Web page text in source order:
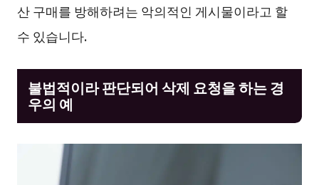
산 구매를 방해하려는 악의적인 게시물이라고 할
수 있습니다.
불법적이라 판단되어 삭제 요청을 하는 경
우의 예